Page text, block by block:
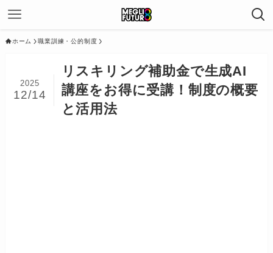
ホーム 職業訓練・公的制度
リスキリング補助金で生成AI
講座をお得に受講！制度の概要
と活用法
2025
12/14